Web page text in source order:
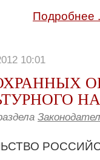
Подробнее
10:01